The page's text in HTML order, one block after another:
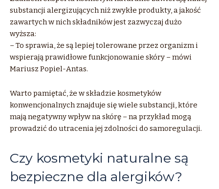
substancji alergizujących niż zwykłe produkty, a jakość
zawartych w nich składników jest zazwyczaj dużo
wyższa:
– To sprawia, że są lepiej tolerowane przez organizm i
wspierają prawidłowe funkcjonowanie skóry – mówi
Mariusz Popiel-Antas.
Warto pamiętać, że w składzie kosmetyków
konwencjonalnych znajduje się wiele substancji, które
mają negatywny wpływ na skórę – na przykład mogą
prowadzić do utracenia jej zdolności do samoregulacji.
Czy kosmetyki naturalne są
bezpieczne dla alergików?